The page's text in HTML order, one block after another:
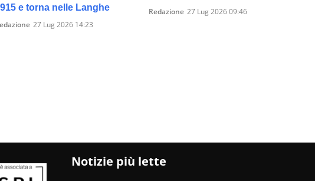
e torna nelle Langhe
27 Lug 2026 14:23
Redazione 27 Lug 2026 09:46
Notizie più lette